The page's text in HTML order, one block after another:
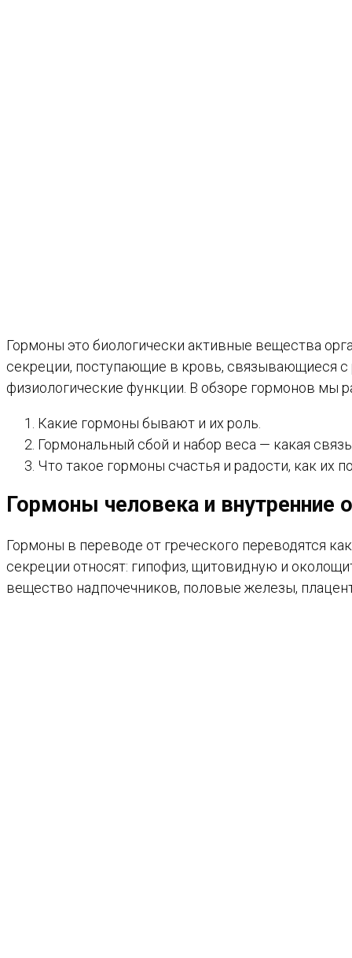
Гормоны это биологически активные вещества
секреции, поступающие в кровь, связывающиеся
физиологические функции. В обзоре гормонов мы
Какие гормоны бывают и их роль.
Гормональный сбой и набор веса — какая
Что такое гормоны счастья и радости, как их
Гормоны человека и внутренние
Гормоны в переводе от греческого переводятся
секреции относят: гипофиз, щитовидную и
вещество надпочечников, половые железы,